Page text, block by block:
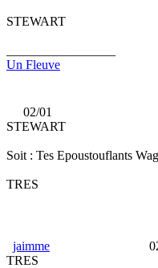
STEWART
Un Fleuve
02/01
STEWART
Soit : Tes Epoustouflants
TRES
jaimme
TRES